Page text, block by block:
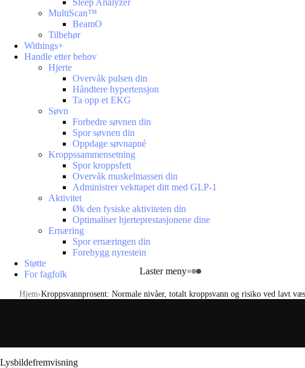
Laster meny
Sleep Analyzer
MultiScan™
BeamO
Tilbehør
Withings+
Handle etter behov
Hjerte
Overvåk pulsen din
Håndtere hypertensjon
Ta opp et EKG
Søvn
Forbedre søvnen din
Spor søvnen din
Oppdage søvnapné
Kroppssammensetning
Spor kroppsfett
Overvåk muskelmassen din
Administrer vekttapet ditt med GLP-1
Aktivitet
Øk den fysiske aktiviteten din
Optimaliser hjerteprestasjonene dine
Ernæring
Spor ernæringen din
Forebygg nyrestein
Støtte
For fagfolk
Hjem Kroppsvannprosent: Normale nivåer, totalt kroppsvann og risiko ved lavt
Lysbildefremvisning